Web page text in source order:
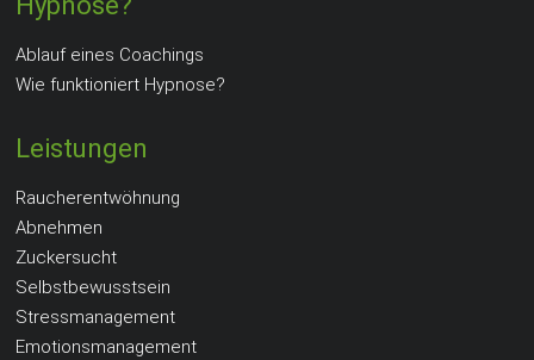
Ablauf eines Coachings
Wie funktioniert Hypnose?
Leistungen
Raucherentwöhnung
Abnehmen
Zuckersucht
Selbstbewusstsein
Stressmanagement
Emotionsmanagement